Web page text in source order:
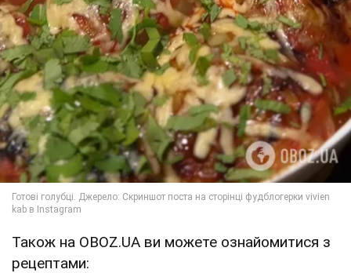
Також на OBOZ.UA ви можете ознайомитися з
рецептами: